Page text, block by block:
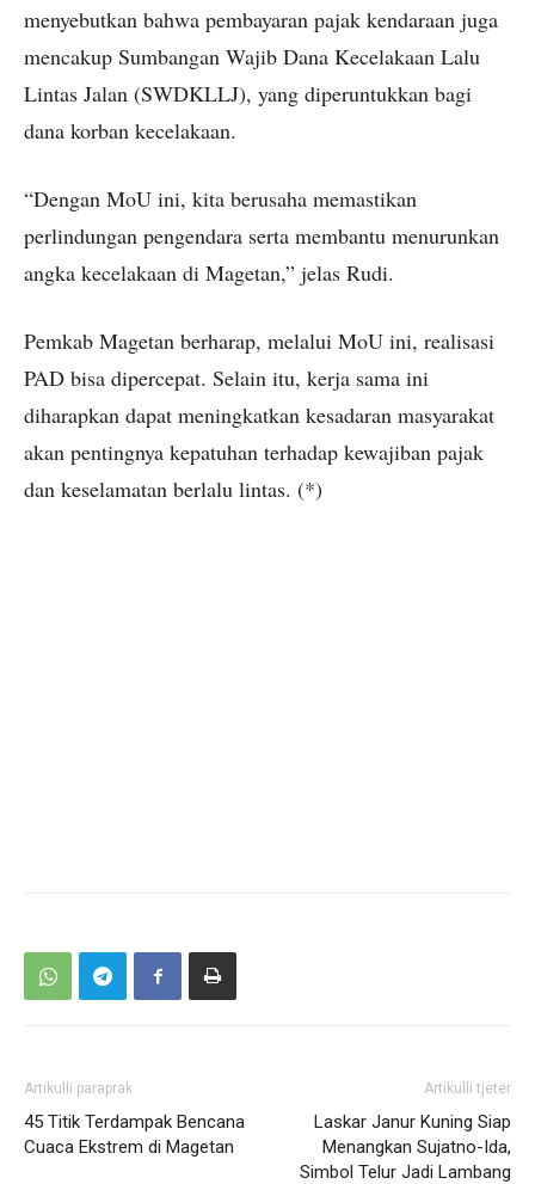
menyebutkan bahwa pembayaran pajak kendaraan juga
mencakup Sumbangan Wajib Dana Kecelakaan Lalu
Lintas Jalan (SWDKLLJ), yang diperuntukkan bagi
dana korban kecelakaan.
“Dengan MoU ini, kita berusaha memastikan
perlindungan pengendara serta membantu menurunkan
angka kecelakaan di Magetan,” jelas Rudi.
Pemkab Magetan berharap, melalui MoU ini, realisasi
PAD bisa dipercepat. Selain itu, kerja sama ini
diharapkan dapat meningkatkan kesadaran masyarakat
akan pentingnya kepatuhan terhadap kewajiban pajak
dan keselamatan berlalu lintas. (*)
Artikulli paraprak
45 Titik Terdampak Bencana
Cuaca Ekstrem di Magetan
Artikulli tjetër
Laskar Janur Kuning Siap
Menangkan Sujatno-Ida,
Simbol Telur Jadi Lambang